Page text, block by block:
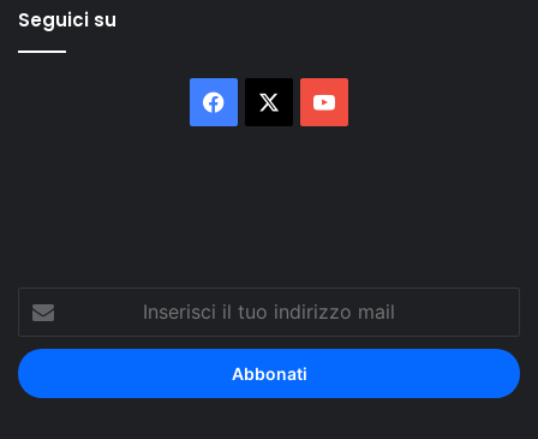
Seguici su
Facebook
tuo
indirizzo
mail